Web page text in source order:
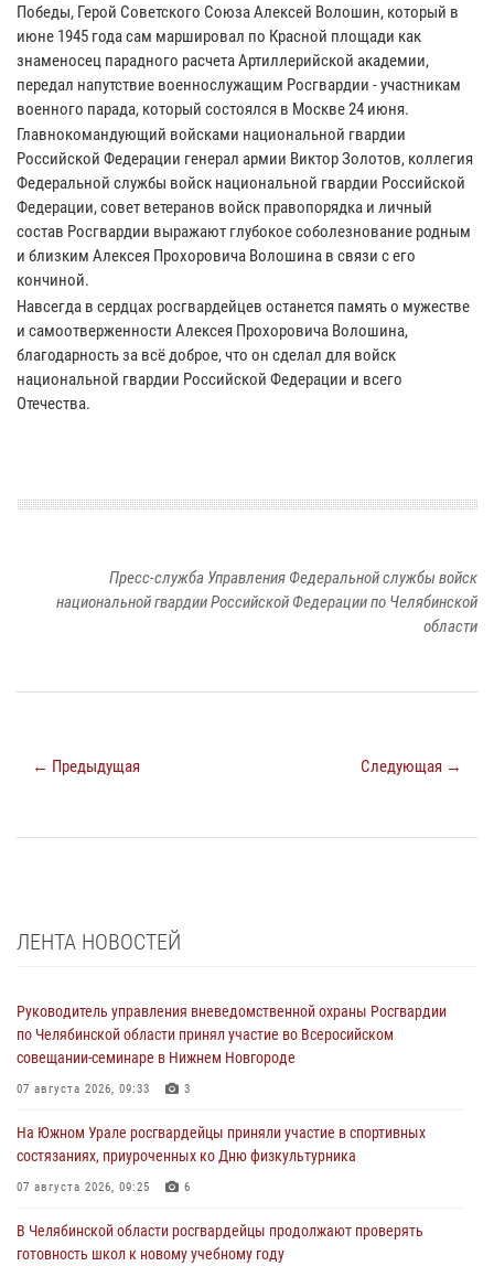
Победы, Герой Советского Союза Алексей Волошин, который в
июне 1945 года сам маршировал по Красной площади как
знаменосец парадного расчета Артиллерийской академии,
передал напутствие военнослужащим Росгвардии - участникам
военного парада, который состоялся в Москве 24 июня.
Главнокомандующий войсками национальной гвардии
Российской Федерации генерал армии Виктор Золотов, коллегия
Федеральной службы войск национальной гвардии Российской
Федерации, совет ветеранов войск правопорядка и личный
состав Росгвардии выражают глубокое соболезнование родным
и близким Алексея Прохоровича Волошина в связи с его
кончиной.
Навсегда в сердцах росгвардейцев останется память о мужестве
и самоотверженности Алексея Прохоровича Волошина,
благодарность за всё доброе, что он сделал для войск
национальной гвардии Российской Федерации и всего
Отечества.
Пресс-служба Управления Федеральной службы войск
национальной гвардии Российской Федерации по Челябинской
области
← Предыдущая Следующая →
ЛЕНТА НОВОСТЕЙ
Руководитель управления вневедомственной охраны Росгвардии
по Челябинской области принял участие во Всеросийском
совещании-семинаре в Нижнем Новгороде
07 августа 2026, 09:33 3
На Южном Урале росгвардейцы приняли участие в спортивных
состязаниях, приуроченных ко Дню физкультурника
07 августа 2026, 09:25 6
В Челябинской области росгвардейцы продолжают проверять
готовность школ к новому учебному году